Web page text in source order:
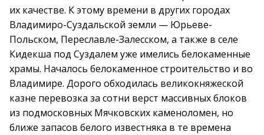
их качестве. К этому времени в других городах
Владимиро-Суздальской земли — Юрьеве-
Польском, Переславле-Залесском, а также в селе
Кидекша под Суздалем уже имелись белокаменные
храмы. Началось белокаменное строительство и во
Владимире. Дорого обходилась великокняжеской
казне перевозка за сотни верст массивных блоков
из подмосковных Мячковских каменоломен, но
ближе запасов белого известняка в те времена